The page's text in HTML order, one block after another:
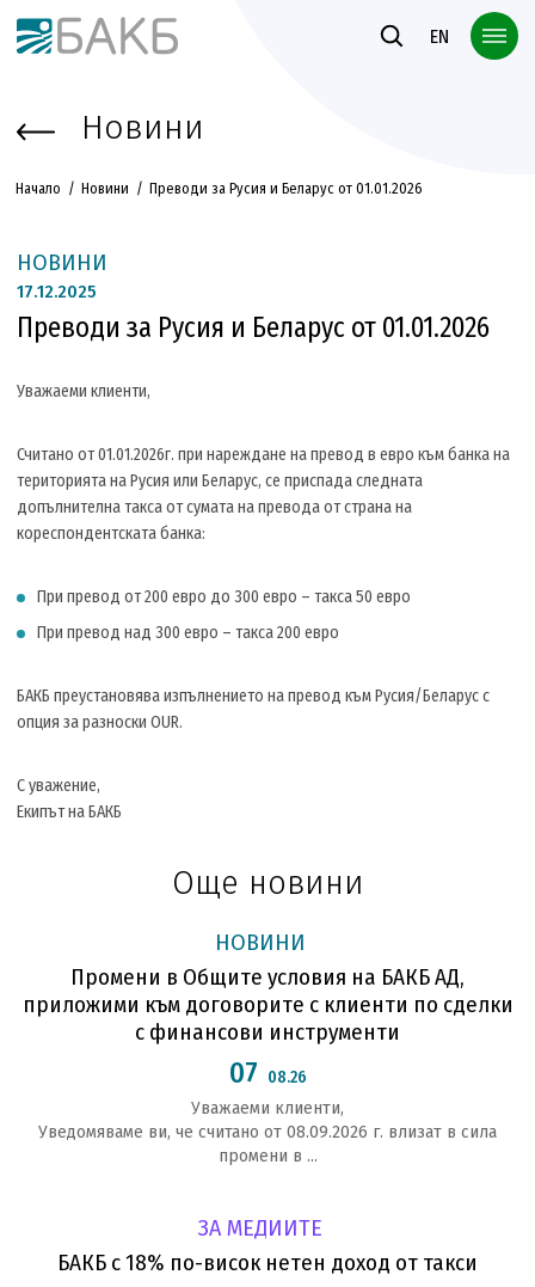
Към основното съдържание
EN
Новини
Начало Новини Преводи за Русия и Беларус от 01.01.2026
НОВИНИ
17.12.2025
Преводи за Русия и Беларус от 01.01.2026
Уважаеми клиенти,
Считано от 01.01.2026г. при нареждане на превод в евро към банка на
територията на Русия или Беларус, се приспада следната
допълнителна такса от сумата на превода от страна на
кореспондентската банка:
При превод от 200 евро до 300 евро – такса 50 евро
При превод над 300 евро – такса 200 евро
БАКБ преустановява изпълнението на превод към Русия/Беларус с
опция за разноски OUR.
С уважение,
Екипът на БАКБ
Още новини
НОВИНИ
Промени в Общите условия на БАКБ АД,
приложими към договорите с клиенти по сделки
с финансови инструменти
07 08.26
Уважаеми клиенти,
Уведомяваме ви, че считано от 08.09.2026 г. влизат в сила
промени в ...
ЗА МЕДИИТЕ
БАКБ с 18% по-висок нетен доход от такси